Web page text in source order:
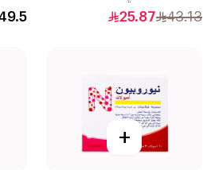
20قرص
43.13
25.87
+